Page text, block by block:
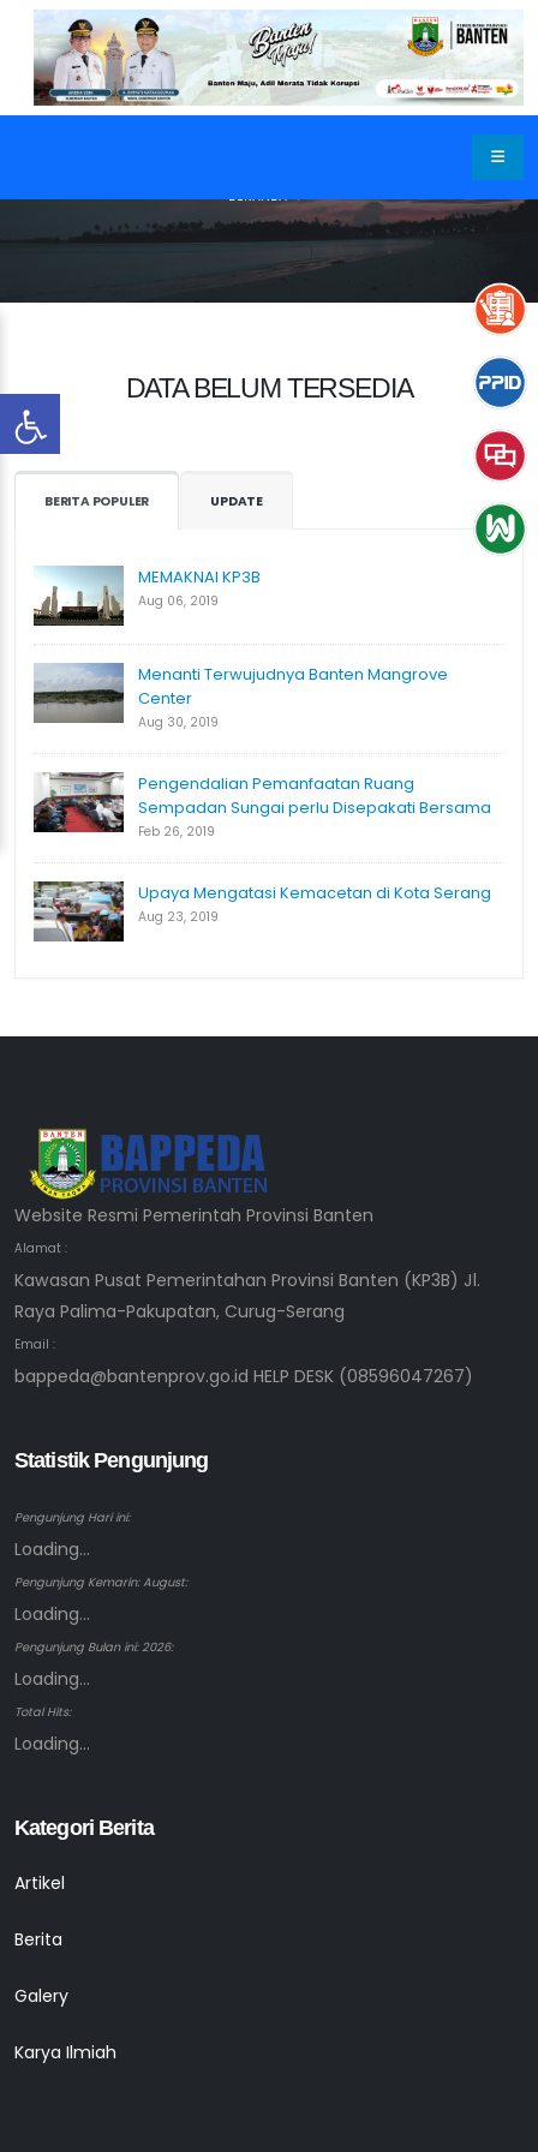
BERANDA
DATA BELUM TERSEDIA
BERITA POPULER UPDATE
MEMAKNAI KP3B
Aug 06, 2019
Menanti Terwujudnya Banten Mangrove
Center
Aug 30, 2019
Pengendalian Pemanfaatan Ruang
Sempadan Sungai perlu Disepakati Bersama
Feb 26, 2019
Upaya Mengatasi Kemacetan di Kota Serang
Aug 23, 2019
Website Resmi Pemerintah Provinsi Banten
Alamat :
Kawasan Pusat Pemerintahan Provinsi Banten (KP3B) Jl.
Raya Palima-Pakupatan, Curug-Serang
Email :
bappeda@bantenprov.go.id HELP DESK (08596047267)
Statistik Pengunjung
Pengunjung Hari ini:
Loading...
Pengunjung Kemarin: August:
Loading...
Pengunjung Bulan ini: 2026:
Loading...
Total Hits:
Loading...
Kategori Berita
Artikel
Berita
Galery
Karya Ilmiah